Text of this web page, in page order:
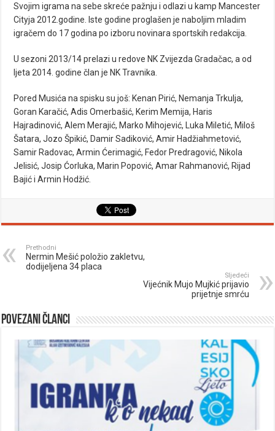
Svojim igrama na sebe skreće pažnju i odlazi u kamp Mancester
Cityja 2012.godine. Iste godine proglašen je naboljim mladim
igračem do 17 godina po izboru novinara sportskih redakcija.
U sezoni 2013/14 prelazi u redove NK Zvijezda Gradačac, a od
ljeta 2014. godine član je NK Travnika.
Pored Musića na spisku su još: Kenan Pirić, Nemanja Trkulja,
Goran Karačić, Adis Omerbašić, Kerim Memija, Haris
Hajradinović, Alem Merajić, Marko Mihojević, Luka Miletić, Miloš
Šatara, Jozo Špikić, Damir Sadiković, Amir Hadžiahmetović,
Samir Radovac, Armin Ćerimagić, Fedor Predragović, Nikola
Jelisić, Josip Ćorluka, Marin Popović, Amar Rahmanović, Rijad
Bajić i Armin Hodžić.
Prethodni
Nermin Mešić položio zakletvu,
dodijeljena 34 placa
Sljedeći
Vijećnik Mujo Mujkić prijavio
prijetnje smrću
Povezani članci